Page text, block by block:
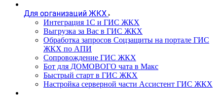
Для организаций ЖКХ
Интеграция 1С и ГИС ЖКХ
Выгрузка за Вас в ГИС ЖКХ
Обработка запросов Соцзащиты на портале ГИС
ЖКХ по АПИ
Сопровождение ГИС ЖКХ
Бот для ДОМОВОГО чата в Макс
Быстрый старт в ГИС ЖКХ
Настройка серверной части Ассистент ГИС ЖКХ